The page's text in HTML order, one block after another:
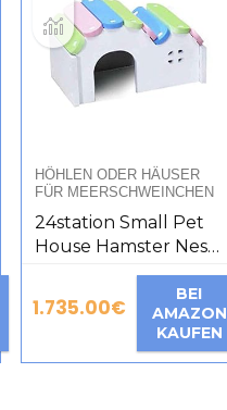
HÖHLEN ODER HÄUSER
FÜR MEERSCHWEINCHEN
24station Small Pet
House Hamster Nest
Guinea Pig House
Golden Bear Pet
Nest [C]
1.735.00€
BEI
AMAZON
KAUFEN